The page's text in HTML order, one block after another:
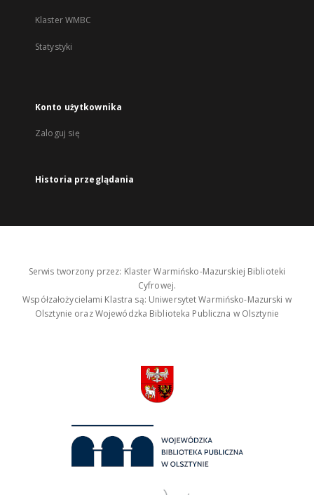
Klaster WMBC
Statystyki
Konto użytkownika
Zaloguj się
Historia przeglądania
Serwis tworzony przez: Klaster Warmińsko-Mazurskiej Biblioteki
Cyfrowej.
Współzałożycielami Klastra są: Uniwersytet Warmińsko-Mazurski w
Olsztynie oraz Wojewódzka Biblioteka Publiczna w Olsztynie